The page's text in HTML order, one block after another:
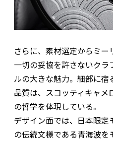
さらに、素材選定からミ
一切の妥協を許さないク
ルの大きな魅力。細部に
品質は、スコッティキャメ
の哲学を体現している。
デザイン面では、日本限
の伝統文様である青海波を